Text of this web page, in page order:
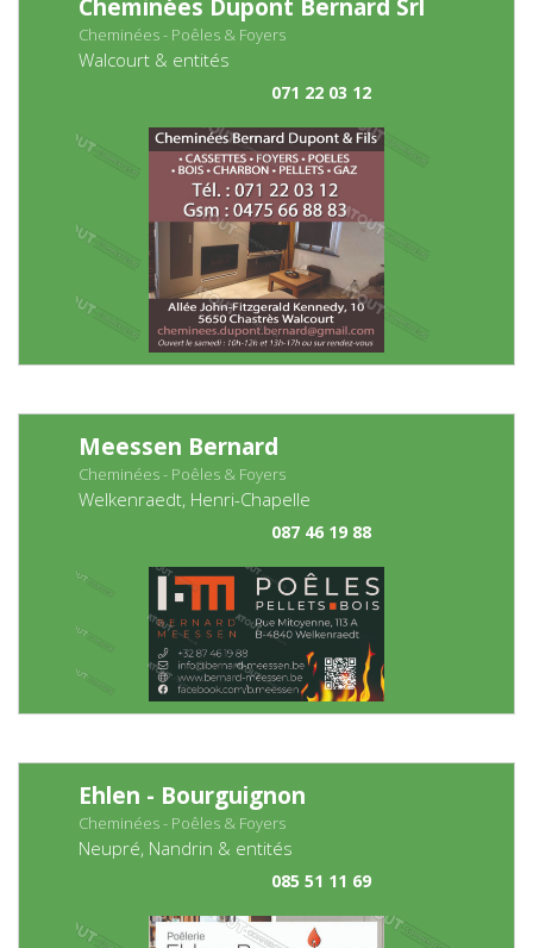
Cheminées Dupont Bernard Srl
Cheminées - Poêles & Foyers
Walcourt & entités
071 22 03 12
Meessen Bernard
Cheminées - Poêles & Foyers
Welkenraedt, Henri-Chapelle
087 46 19 88
Ehlen - Bourguignon
Cheminées - Poêles & Foyers
Neupré, Nandrin & entités
085 51 11 69